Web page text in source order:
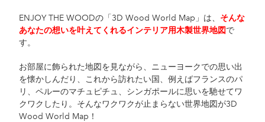
ENJOY THE WOODの「3D Wood World Map」は、 そんな
あなたの想いを叶えてくれるインテリア用木製世界地図で
す。
お部屋に飾られた地図を見ながら、ニューヨークでの思い出
を懐かしんだり、これから訪れたい国、例えばフランスのパ
リ、ペルーのマチュピチュ、シンガポールに思いを馳せてワ
クワクしたり。そんなワクワクが止まらない世界地図が3D
Wood World Map！